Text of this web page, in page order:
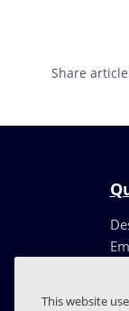
Share
This website